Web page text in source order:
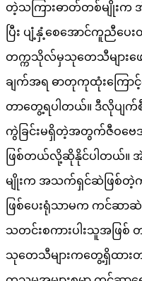
တဲ့သကြားဓာတ်တစ်မျိုး
ပြီး ပျံ့နှံ့စေအောင်ကူညီပေ
တက္ကသိုလ်မှသုတေသီများဖ
ချက်အရ ဓာတုကုထုံးကြေ
တာတွေ့ရပါတယ်။ ဒီလိုပျက်
ကွဲခြင်းမရှိတဲ့အတွက်ဇီဝဗ
ဖြစ်တယ်လို့ဆိုနိုင်ပါတယ်။
မျိုးက အသက်ရှင်ဆဲဖြစ်
ဖြစ်ပေးရုံသာမက ကင်ဆာဆဲ
သတင်းစကားပါးသူအဖြစ်
သုတေသီများကတွေ့ရှိထား